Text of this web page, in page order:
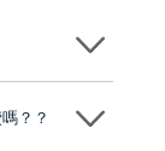
全球放心植牙中
？？